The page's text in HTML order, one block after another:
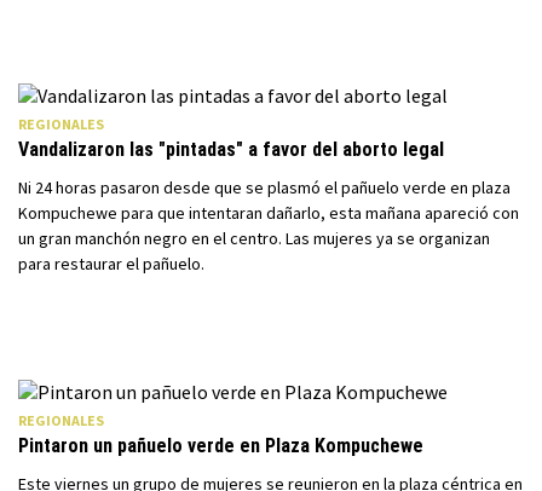
REGIONALES
Vandalizaron las "pintadas" a favor del aborto legal
Ni 24 horas pasaron desde que se plasmó el pañuelo verde en plaza
Kompuchewe para que intentaran dañarlo, esta mañana apareció con
un gran manchón negro en el centro. Las mujeres ya se organizan
para restaurar el pañuelo.
REGIONALES
Pintaron un pañuelo verde en Plaza Kompuchewe
Este viernes un grupo de mujeres se reunieron en la plaza céntrica en